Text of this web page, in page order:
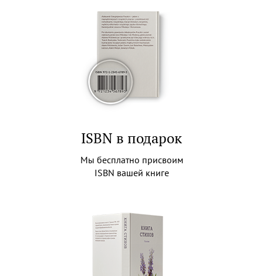
ISBN в подарок
Мы бесплатно присвоим
ISBN вашей книге